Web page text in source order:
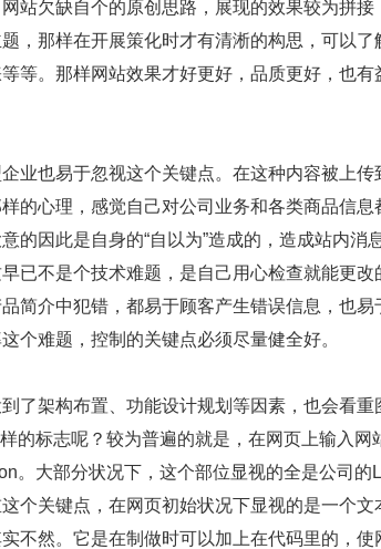
站欠缺自个的原创思路，展现的效果较为拼
，那样在开展策化时才有清淅的构思，可以了
等。那样网站效果才好更好，品质更好，也有
也易于忽视这个关键点。在这种内容被上传
的心理，感觉自己对公司业务和各类商品信
的因此是自身的“自以为”造成的，造成站内消
已不是个技术难题，是自己用心检查就能更
简介中犯错，都易于顾客产生错误信息，也
个难题，控制的关键点必须尽量健全好。
架构布置、功能设计规划等因素，也会看重
的标志呢？较为普遍的就是，在网页上输入网
。大部分状况下，这个部位显视的全是公司的
个关键点，在网页初始状况下显视的是一个
不然。它是在制做时可以加上在代码里的，